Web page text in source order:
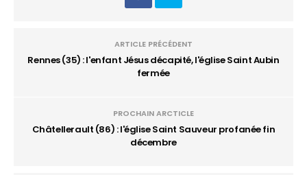
ARTICLE PRÉCÉDENT
Rennes (35) : l'enfant Jésus décapité, l'église Saint Aubin
fermée
PROCHAIN ARCTICLE
Châtellerault (86) : l'église Saint Sauveur profanée fin
décembre